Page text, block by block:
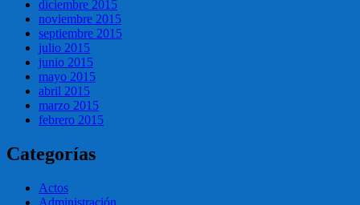
diciembre 2015
noviembre 2015
septiembre 2015
julio 2015
junio 2015
mayo 2015
abril 2015
marzo 2015
febrero 2015
Categorías
Actos
Administración